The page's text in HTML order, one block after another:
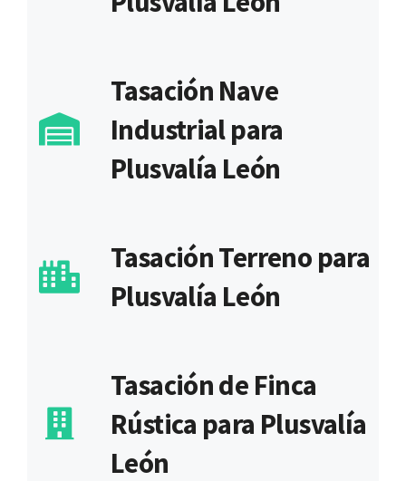
Tasación Nave
Industrial para
Plusvalía León
Tasación Terreno para
Plusvalía León
Tasación de Finca
Rústica para Plusvalía
León